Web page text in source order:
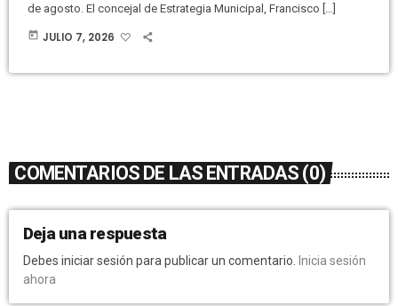
de agosto. El concejal de Estrategia Municipal, Francisco […]
today JULIO 7, 2026
COMENTARIOS DE LAS ENTRADAS (0)
Deja una respuesta
Debes iniciar sesión para publicar un comentario. Inicia sesión
ahora